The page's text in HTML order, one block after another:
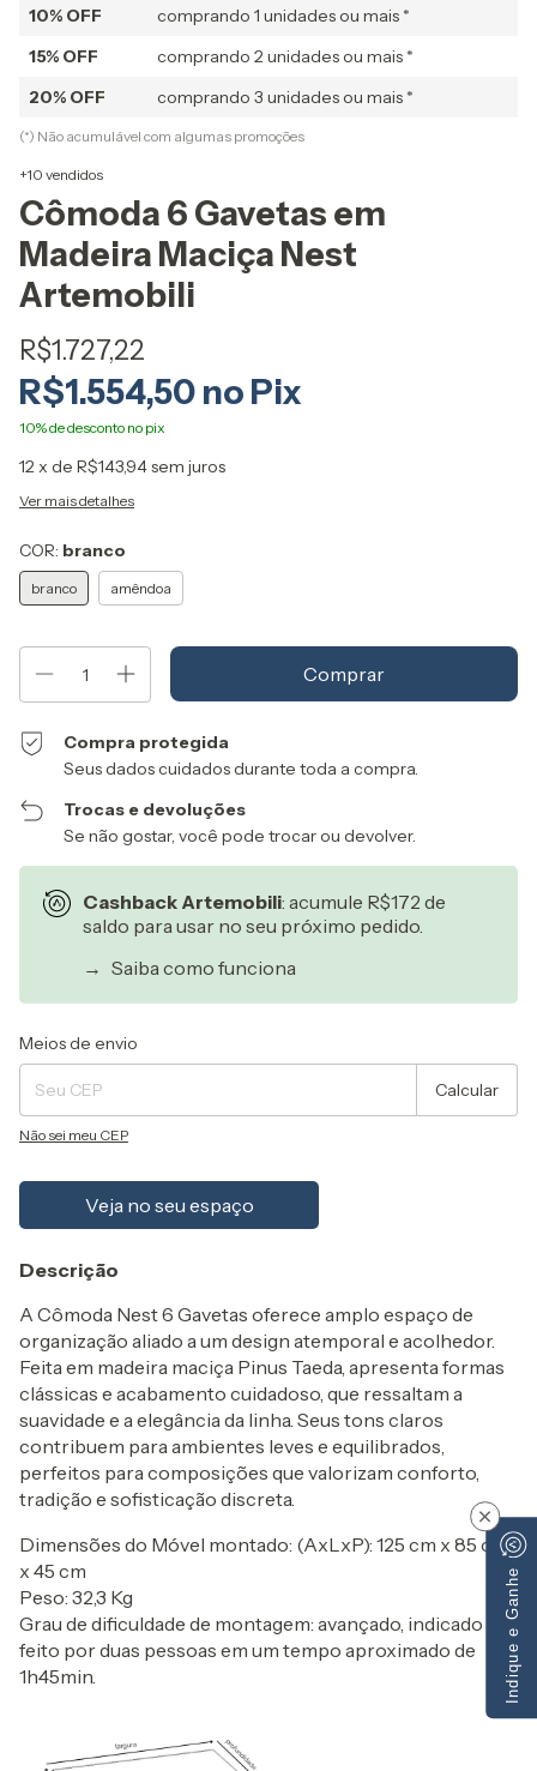
10% OFF
comprando 1 unidades ou mais *
15% OFF
comprando 2 unidades ou mais *
20% OFF
comprando 3 unidades ou mais *
(*) Não acumulável com algumas promoções
+10 vendidos
Cômoda 6 Gavetas em
Madeira Maciça Nest
Artemobili
R$1.727,22
R$1.554,50
12x de R$143,94sem juros
Ver mais detalhes
COR: branco
branco amêndoa
Compra protegida
Seus dados cuidados durante toda a compra.
Trocas e devoluções
Se não gostar, você pode trocar ou devolver.
Cashback Artemobili: acumule R$172 de
saldo para usar no seu próximo pedido.
→ Saiba como funciona
Entregas para o CEP:
Meios de envio
Calcular
Não sei meu CEP
Veja no seu espaço
Descrição
A Cômoda Nest 6 Gavetas oferece amplo espaço de
organização aliado a um design atemporal e acolhedor.
Feita em madeira maciça Pinus Taeda, apresenta formas
clássicas e acabamento cuidadoso, que ressaltam a
suavidade e a elegância da linha. Seus tons claros
contribuem para ambientes leves e equilibrados,
perfeitos para composições que valorizam conforto,
tradição e sofisticação discreta.
Dimensões do Móvel montado: (AxLxP): 125 cm x 85 cm
x 45 cm
Peso: 32,3 Kg
Grau de dificuldade de montagem: avançado, indicado ser
feito por duas pessoas em um tempo aproximado de
1h45min.
Indique e Ganhe
×